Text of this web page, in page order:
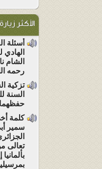
الأكثر زيارة
أسئلة
الشام
رحمه الله
تزكية
السنة
حفظهما
كلمة
سمير
تعالى